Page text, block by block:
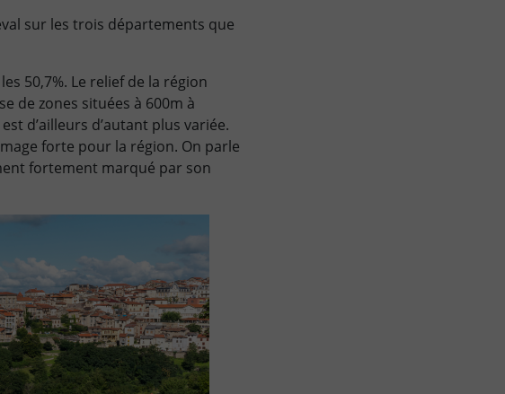
sur les trois départements que
50,7%. Le relief de la région
de zones situées à 600m à
d’ailleurs d’autant plus variée.
forte pour la région. On parle
fortement marqué par son